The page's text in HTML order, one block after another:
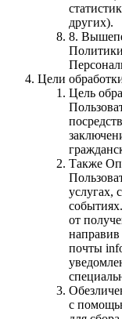
других).
8.
Цели
Цель
Также
услугах,
от
почты
с